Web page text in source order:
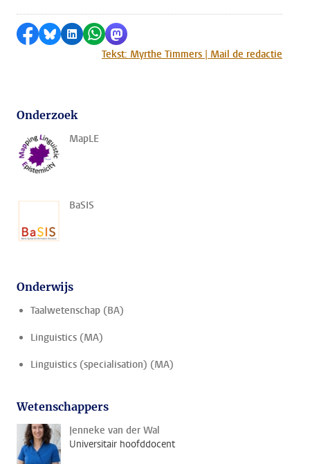
Delen op Facebook
Delen via Bluesky
Delen op LinkedIn
Delen via WhatsApp
Delen via Mastodon
Tekst: Myrthe Timmers | Mail de redactie
Onderzoek
MapLE
BaSIS
Onderwijs
Taalwetenschap (BA)
Linguistics (MA)
Linguistics (specialisation) (MA)
Wetenschappers
Jenneke van der Wal
Universitair hoofddocent